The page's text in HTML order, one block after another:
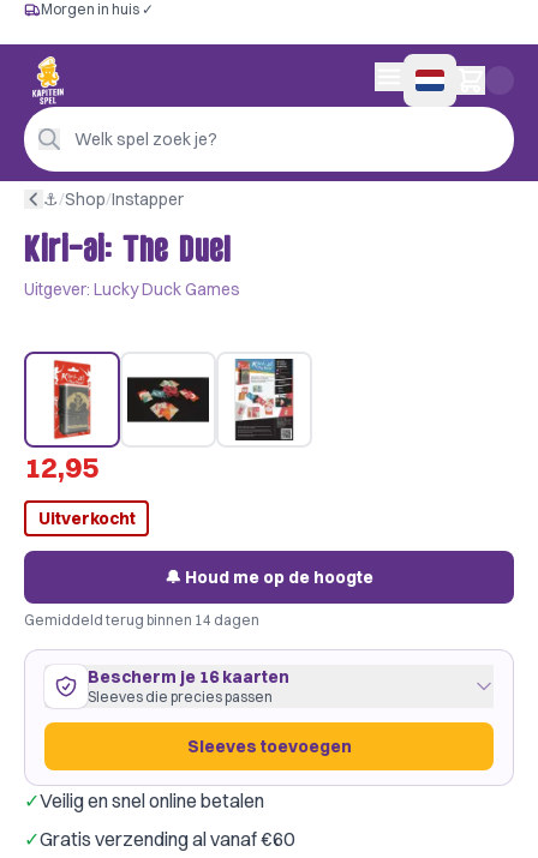
Gratis vanaf €60
Morgen in huis ✓
Persoonlijk advies
4,9/5 —
Morgen in huis ✓
Welk spel zoek je?
0 artikelen in
⚓︎/Shop/Instapper
Kiri-ai: The Duel
Uitgever: Lucky Duck Games
12,95
Uitverkocht
🔔 Houd me op de hoogte
Gemiddeld terug binnen 14 dagen
Bescherm je 16 kaarten
Sleeves die precies passen
Sleeves toevoegen
16 kaarten
ruim passend·GameGenic Green
✓Veilig en snel online betalen
✓Gratis verzending al vanaf €60